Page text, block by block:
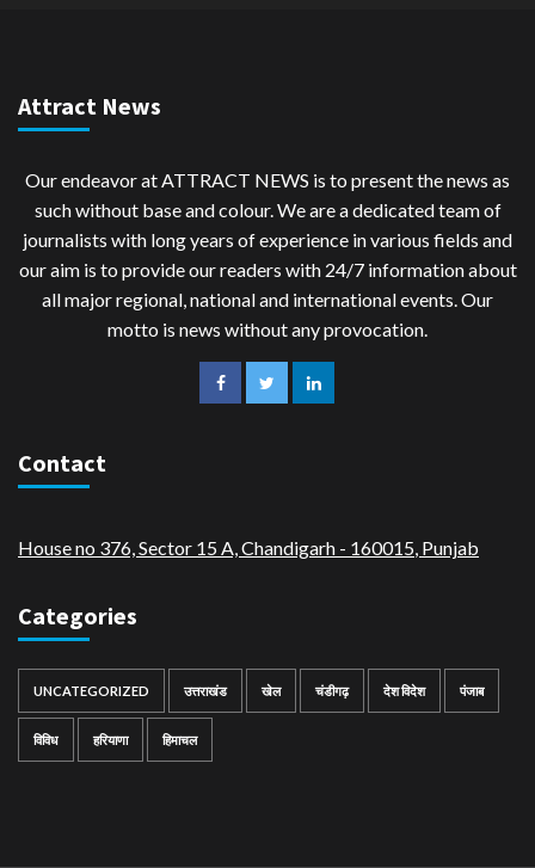
Attract News
Our endeavor at ATTRACT NEWS is to present the news as
such without base and colour. We are a dedicated team of
journalists with long years of experience in various fields and
our aim is to provide our readers with 24/7 information about
all major regional, national and international events. Our
motto is news without any provocation.
Contact
House no 376, Sector 15 A, Chandigarh - 160015, Punjab
Categories
UNCATEGORIZED उत्तराखंड खेल चंडीगढ़ देश विदेश पंजाब
विविध हरियाणा हिमाचल